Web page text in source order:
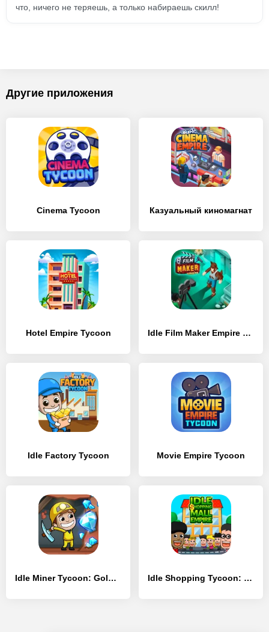
что, ничего не теряешь, а только набираешь скилл!
Другие приложения
Cinema Tycoon Казуальный киномагнат
Hotel Empire Tycoon Idle Film Maker Empire Tycoon
Idle Factory Tycoon Movie Empire Tycoon
Idle Miner Tycoon: Gold & Cash Idle Shopping Tycoon: Супермаркет Магазин Магнат